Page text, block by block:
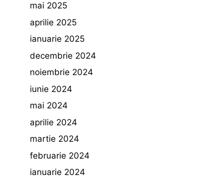
mai 2025
aprilie 2025
ianuarie 2025
decembrie 2024
noiembrie 2024
iunie 2024
mai 2024
aprilie 2024
martie 2024
februarie 2024
ianuarie 2024